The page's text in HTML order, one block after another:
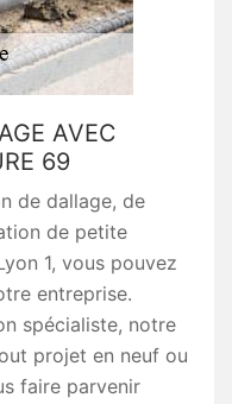
AVEC
69
de dallage, de
de petite
1, vous pouvez
entreprise.
spécialiste, notre
projet en neuf ou
faire parvenir